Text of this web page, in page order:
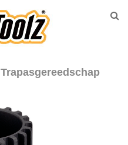
Trapasgereedschap